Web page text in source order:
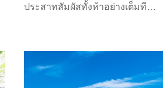
ประสาทสัมผัสทั้งห้าอย่างเต็มที…
ดูข้อมูลพื้นฐาน